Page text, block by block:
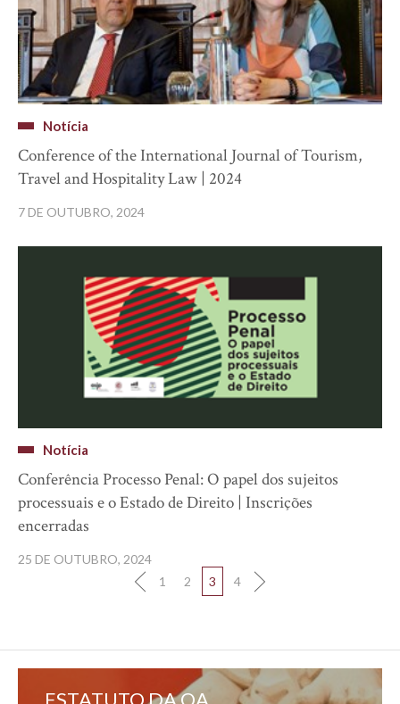
Notícia
Conference of the International Journal of Tourism,
Travel and Hospitality Law | 2024
7 DE OUTUBRO, 2024
Notícia
Conferência Processo Penal: O papel dos sujeitos
processuais e o Estado de Direito | Inscrições
encerradas
25 DE OUTUBRO, 2024
1
2 3 4
ESTATUTO DA OA